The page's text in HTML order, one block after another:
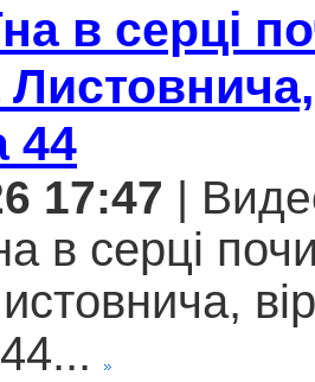
в серці
44
17:47 |
в серці